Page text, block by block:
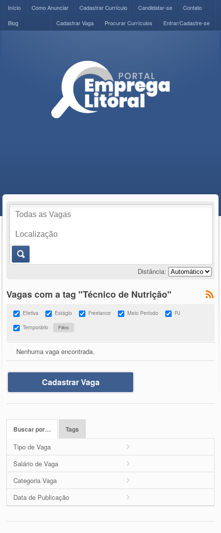
Início Como Anunciar Cadastrar Currículo Candidatar-se
Contato
Blog
Entrar/Cadastre-se
Procurar Currículos
Cadastrar Vaga
Distância:
Vagas com a tag "Técnico de Nutrição"
Efetiva Estágio Freelance Meio Período
PJ
Temporário
Nenhuma vaga encontrada.
Cadastrar Vaga
Buscar por… Tags
Tipo de Vaga
Salário de Vaga
Categoria Vaga
Data de Publicação